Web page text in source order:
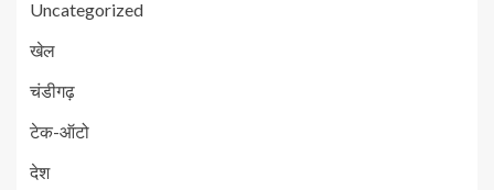
Uncategorized
खेल
चंडीगढ़
टेक-ऑटो
देश